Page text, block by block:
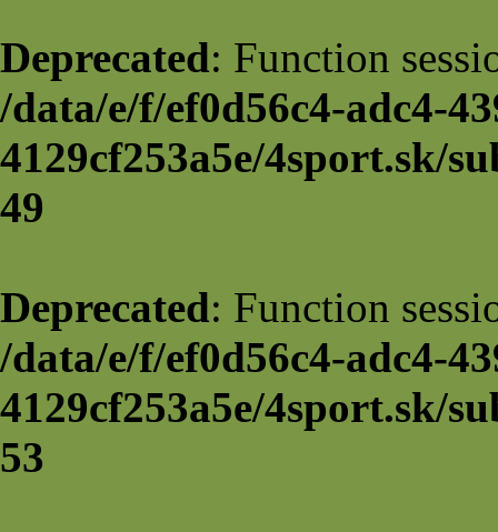
Deprecated: Function
/data/e/f/ef0d56c4-adc4-
4129cf253a5e/4sport.sk/
49
Deprecated: Function
/data/e/f/ef0d56c4-adc4-
4129cf253a5e/4sport.sk/
53